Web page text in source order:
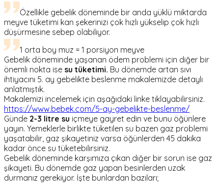
Özellikle gebelik döneminde bir anda yüklü miktarda
meyve tüketimi kan şekerinizi çok hızlı yükselip çok hızlı
düşürmesine sebep olabiliyor.
1 orta boy muz = 1 porsiyon meyve
Gebelik döneminde yaşanan ödem problemi için diğer bir
önemli nokta ise su tüketimi. Bu dönemde artan sıvı
ihtiyacını 5. ay gebelikte beslenme makalemizde detaylı
anlatmıştık.
Makalemizi incelemek için aşağıdaki linke tıklayabilirsiniz.
https://www.bebek.com/5-ay-gebelikte-beslenme/
Günde 2-3 litre su içmeye gayret edin ve bunu öğünlere
yayın. Yemeklerle birlikte tüketilen su bazen gaz problemi
yaşatabilir, gaz şikayetiniz varsa öğünlerden 45 dakika
kadar önce su tüketebilirsiniz.
Gebelik döneminde karşımıza çıkan diğer bir sorun ise gaz
şikayeti. Bu dönemde gaz yapan besinlerden uzak
durmanız gerekiyor. İşte bunlardan bazıları;